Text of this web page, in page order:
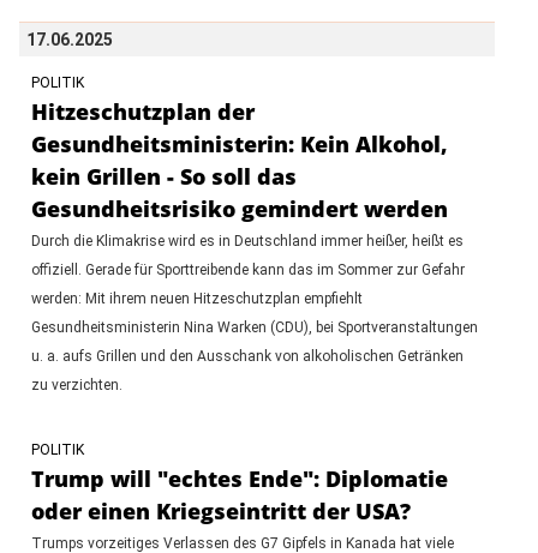
17.06.2025
POLITIK
Hitzeschutzplan der
Gesundheitsministerin: Kein Alkohol,
kein Grillen - So soll das
Gesundheitsrisiko gemindert werden
Durch die Klimakrise wird es in Deutschland immer heißer, heißt es
offiziell. Gerade für Sporttreibende kann das im Sommer zur Gefahr
werden: Mit ihrem neuen Hitzeschutzplan empfiehlt
Gesundheitsministerin Nina Warken (CDU), bei Sportveranstaltungen
u. a. aufs Grillen und den Ausschank von alkoholischen Getränken
zu verzichten.
POLITIK
Trump will "echtes Ende": Diplomatie
oder einen Kriegseintritt der USA?
Trumps vorzeitiges Verlassen des G7 Gipfels in Kanada hat viele